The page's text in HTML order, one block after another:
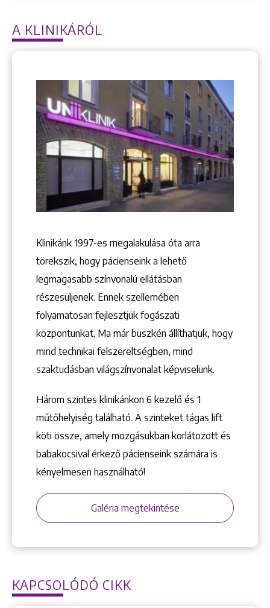
+36 1 222 7250
+36 1 222 9150
1148 Budapest, Örs vezér tere 2.
A KLINIKÁRÓL
Klinikánk 1997-­es megalakulása óta arra
törekszik, hogy pácienseink a lehető
legmagasabb színvonalú ellátásban
részesüljenek. Ennek szellemében
folyamatosan fejlesztjük fogászati
központunkat. Ma már büszkén állíthatjuk, hogy
mind technikai felszereltségben, mind
szaktudásban világszínvonalat képviselünk.
Három szintes klinikánkon 6 kezelő ­és 1
műtőhelyiség található. A szinteket tágas lift
köti össze, amely mozgásukban korlátozott és
babakocsival érkező pácienseink számára is
kényelmesen használható!
Galéria megtekintése
KAPCSOLÓDÓ CIKK